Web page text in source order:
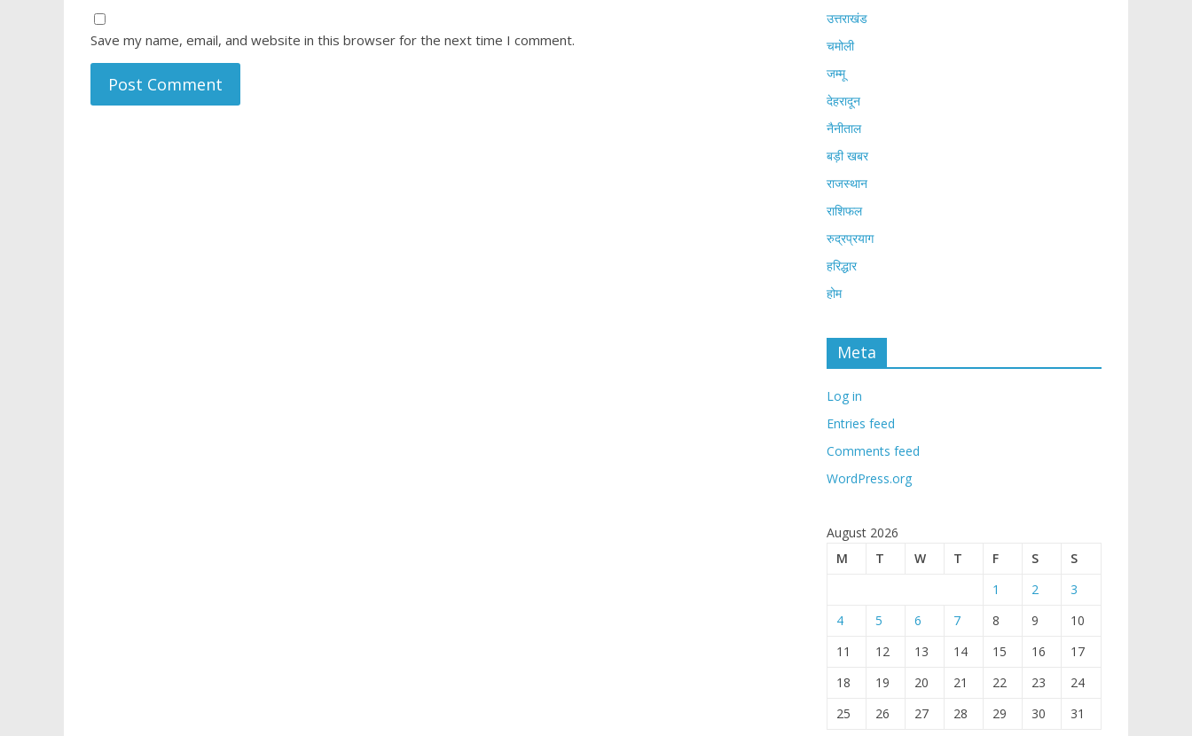
Save my name, email, and website in this browser for the next time I comment.
उत्तराखंड
चमोली
जम्मू
देहरादून
नैनीताल
बड़ी खबर
राजस्थान
राशिफल
रुद्रप्रयाग
हरिद्धार
होम
Meta
Log in
Entries feed
Comments feed
WordPress.org
August 2026
M
T W T F S
S
1
2
3
4
5 6 7 8 9
10
11
12 13 14 15 16
17
18
19 20 21 22 23
24
25
26 27 28 29 30 31